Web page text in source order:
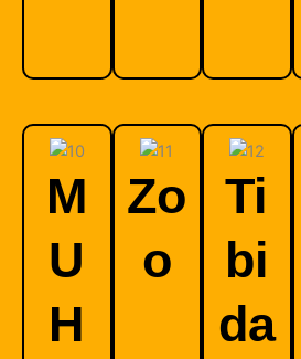
M
U
H
Zo
o
Ti
bi
da